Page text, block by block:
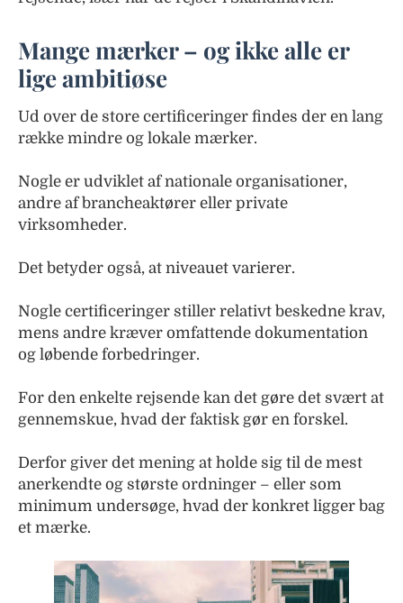
Mange mærker – og ikke alle er
lige ambitiøse
Ud over de store certificeringer findes der en lang
række mindre og lokale mærker.
Nogle er udviklet af nationale organisationer,
andre af brancheaktører eller private
virksomheder.
Det betyder også, at niveauet varierer.
Nogle certificeringer stiller relativt beskedne krav,
mens andre kræver omfattende dokumentation
og løbende forbedringer.
For den enkelte rejsende kan det gøre det svært at
gennemskue, hvad der faktisk gør en forskel.
Derfor giver det mening at holde sig til de mest
anerkendte og største ordninger – eller som
minimum undersøge, hvad der konkret ligger bag
et mærke.